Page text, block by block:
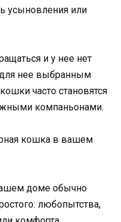
усыновления или
и у нее нет
нее выбранным
часто становятся
компаньонами.
кошка в вашем
доме обычно
любопытства,